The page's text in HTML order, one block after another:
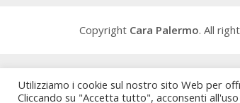
Copyright Cara Palermo. All
Utilizziamo i cookie sul nostro sito Web per
Cliccando su "Accetta tutto", acconsenti